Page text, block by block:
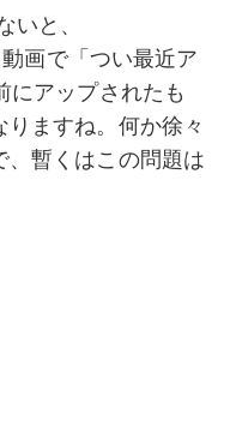
いと、
画で「つい最近ア
にアップされたも
ますね。何か徐々
、暫くはこの問題は